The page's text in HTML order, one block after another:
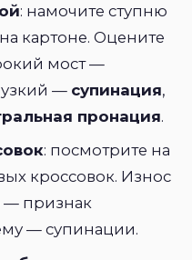
: намочите ступню
картоне. Оцените
мост —
узкий — супинация,
пронация.
: посмотрите на
кроссовок. Износ
— признак
— супинации.